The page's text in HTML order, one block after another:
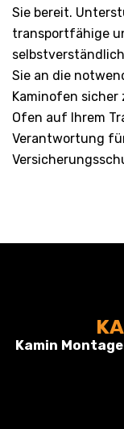
Sie bereit.
transportfähige
Sie an die
Kaminofen sicher
Ofen auf Ihrem
Verantwortung
Kamin